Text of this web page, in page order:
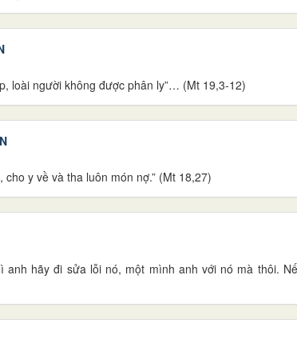
loài người không được phân ly”… (Mt 19,3-12)
y về và tha luôn món nợ.” (Mt 18,27)
anh hãy đi sửa lỗi nó, một mình anh với nó mà thôi.